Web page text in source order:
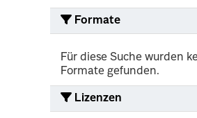
Formate
Für diese Suche wurden
Formate gefunden.
Lizenzen